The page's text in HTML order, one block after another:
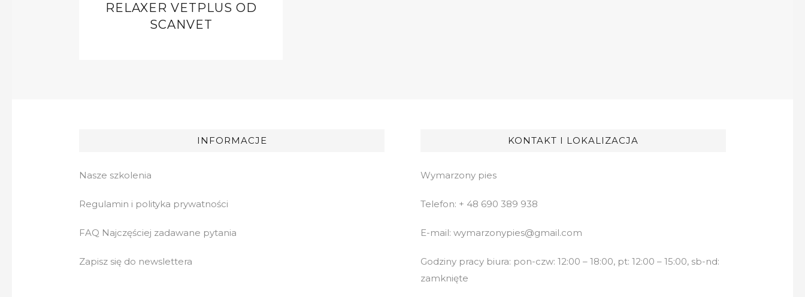
RELAXER VETPLUS OD
SCANVET
INFORMACJE
Nasze szkolenia
Regulamin i polityka prywatności
FAQ Najczęściej zadawane pytania
Zapisz się do newslettera
KONTAKT I LOKALIZACJA
Wymarzony pies
Telefon: + 48 690 389 938
E-mail: wymarzonypies@gmail.com
Godziny pracy biura: pon-czw: 12:00 – 18:00, pt: 12:00 – 15:00, sb-nd:
zamknięte